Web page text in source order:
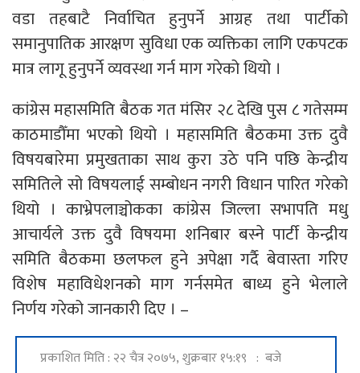
वडा तहबाटै निर्वाचित हुनुपर्ने आग्रह तथा पार्टीको
समानुपातिक आरक्षण सुविधा एक व्यक्तिका लागि एकपटक
मात्र लागू हुनुपर्ने व्यवस्था गर्न माग गरेको थियो ।
कांग्रेस महासमिति बैठक गत मंसिर २८ देखि पुस ८ गतेसम्म
काठमाडौँमा भएको थियो । महासमिति बैठकमा उक्त दुवै
विषयबारेमा प्रमुखताका साथ कुरा उठे पनि पछि केन्द्रीय
समितिले सो विषयलाई सम्बोधन नगरी विधान पारित गरेको
थियो । काभ्रेपलाञ्चोकका कांग्रेस जिल्ला सभापति मधु
आचार्यले उक्त दुवै विषयमा शनिबार बस्ने पार्टी केन्द्रीय
समिति बैठकमा छलफल हुने अपेक्षा गर्दै बेवास्ता गरिए
विशेष महाविधेशनको माग गर्नसमेत बाध्य हुने भेलाले
निर्णय गरेको जानकारी दिए । –
प्रकाशित मिति : २२ चैत्र २०७५, शुक्रबार १५:१९ : बजे